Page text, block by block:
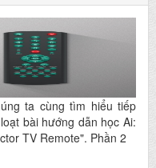
ta cùng tìm hiểu tiếp
bài hướng dẫn học Ai:
TV Remote". Phần 2